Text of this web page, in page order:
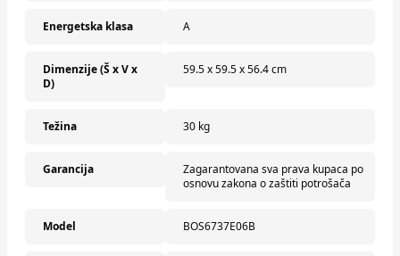
Energetska klasa A
Dimenzije (Š x V x
D)
59.5 x 59.5 x 56.4 cm
Težina 30 kg
Garancija
Zagarantovana sva prava kupaca po
osnovu zakona o zaštiti potrošača
Model BOS6737E06B